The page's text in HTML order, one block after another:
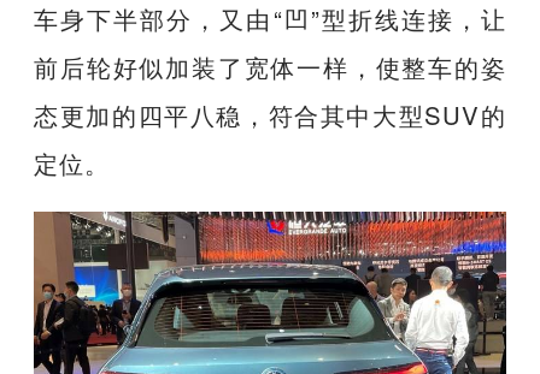
车身下半部分，又由“凹”型折线连接，让
前后轮好似加装了宽体一样，使整车的姿
态更加的四平八稳，符合其中大型SUV的
定位。